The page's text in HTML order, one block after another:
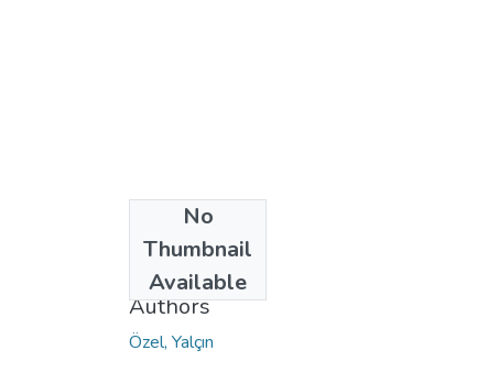
No
Thumbnail
Available
2007
Authors
Özel, Yalçın